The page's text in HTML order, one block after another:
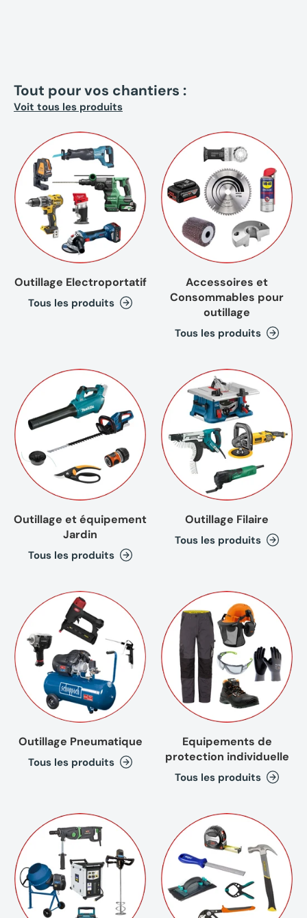
Tout pour vos chantiers :
Voit tous les produits
Outillage Electroportatif
Tous les produits
Accessoires et
Consommables pour
outillage
Tous les produits
Outillage et équipement
Jardin
Tous les produits
Outillage Filaire
Tous les produits
Outillage Pneumatique
Tous les produits
Equipements de
protection individuelle
Tous les produits